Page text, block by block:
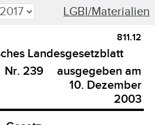
LGBl/Materialien